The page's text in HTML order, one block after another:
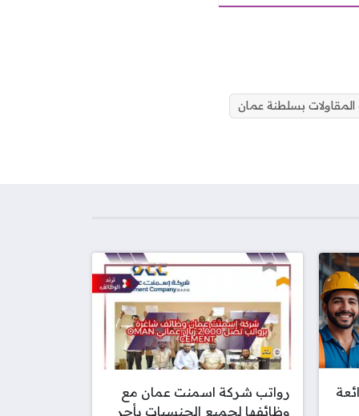
بسلطنة عمان
رواتب شركة اسمنت عمان مع
وظائفها لجميع الجنسيات بأجر